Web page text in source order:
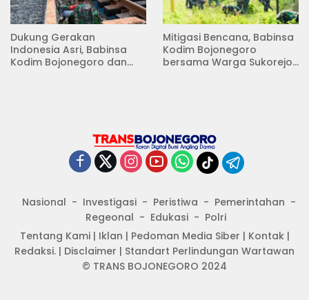
Dukung Gerakan
Indonesia Asri, Babinsa
Kodim Bojonegoro dan
Mitigasi Bencana, Babinsa
Kodim Bojonegoro
bersama Warga Sukorejo
Nasional Investigasi Peristiwa
Pemerintahan
Regeonal
Edukasi
Polri
Tentang Kami| Iklan | Pedoman Media Siber | Kontak|
Redaksi. | Disclaimer | Standart Perlindungan Wartawan
© TRANS BOJONEGORO 2024